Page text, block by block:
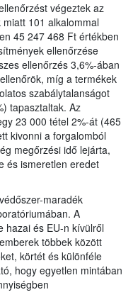
végeztek az
101 alkalommal
45 247 468 Ft értékben
ellenőrzése
ellenőrzés 3,6%-ában
míg a termékek
szabálytalanságot
tapasztaltak. Az
23 000 tétel 2%-át (465
kivonni a forgalomból
megőrzési idő lejárta,
és ismeretlen eredet
maradék
A
hazai és EU-n kívülről
többek között
körtét és különféle
hogy egyetlen mintában